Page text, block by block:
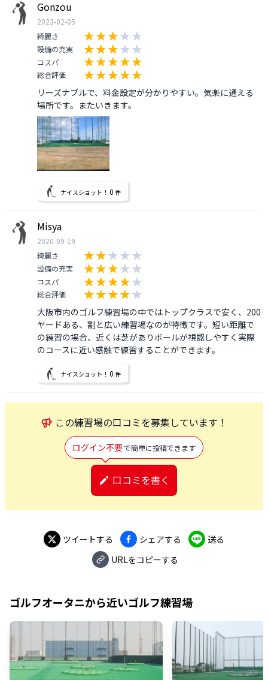
Gonzou
2023-02-05
綺麗さ
設備の充実
コスパ
総合評価
リーズナブルで、料金設定が分かりやすい。気楽に通える
場所です。またいきます。
ナイスショット！ 0 件
Misya
2020-09-19
綺麗さ
設備の充実
コスパ
総合評価
大阪市内のゴルフ練習場の中ではトップクラスで安く、200
ヤードある、割と広い練習場なのが特徴です。短い距離で
の練習の場合、近くは芝がありボールが視認しやすく実際
のコースに近い感触で練習することができます。
ナイスショット！ 0 件
この練習場の口コミを募集しています！
ログイン不要で簡単に投稿できます
口コミを書く
ツイートする シェアする
送る
URLをコピーする
ゴルフオータニから近いゴルフ練習場